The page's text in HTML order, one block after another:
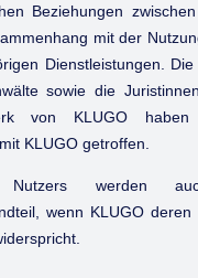
Beziehungen
mit der
Dienstleistungen.
sowie die
von KLUGO haben
KLUGO getroffen.
werden
wenn KLUGO